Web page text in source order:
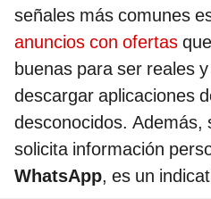
señales más comunes
anuncios con ofertas
buenas para ser reales
descargar aplicaciones
desconocidos. Además,
solicita información
WhatsApp, es un